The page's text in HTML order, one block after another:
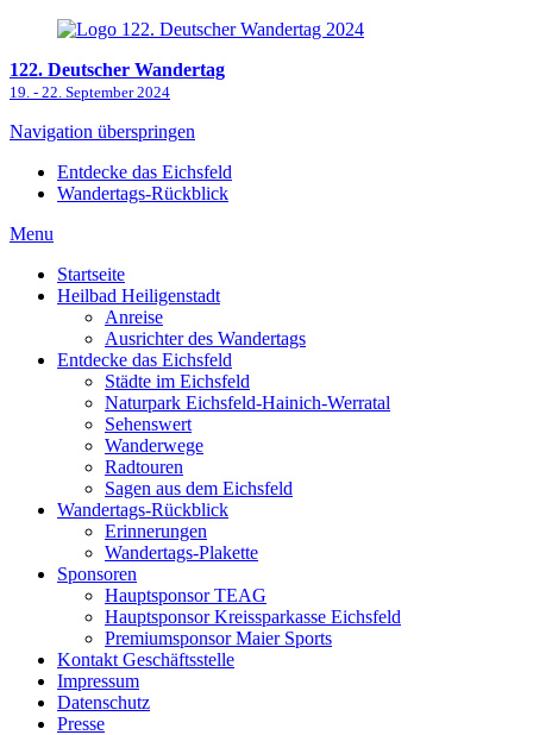
122. Deutscher Wandertag
19. ‐ 22. September 2024
Navigation überspringen
Entdecke das Eichsfeld
Wandertags-Rückblick
Menu
Startseite
Heilbad Heiligenstadt
Anreise
Ausrichter des Wandertags
Entdecke das Eichsfeld
Städte im Eichsfeld
Naturpark Eichsfeld-Hainich-Werratal
Sehenswert
Wanderwege
Radtouren
Sagen aus dem Eichsfeld
Wandertags-Rückblick
Erinnerungen
Wandertags-Plakette
Sponsoren
Hauptsponsor TEAG
Hauptsponsor Kreissparkasse Eichsfeld
Premiumsponsor Maier Sports
Kontakt Geschäftsstelle
Impressum
Datenschutz
Presse